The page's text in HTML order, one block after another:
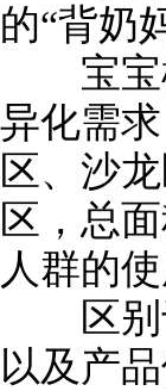
的“背奶
宝宝树
异化需
区、沙
区，总
人群的使
区别于
以及产